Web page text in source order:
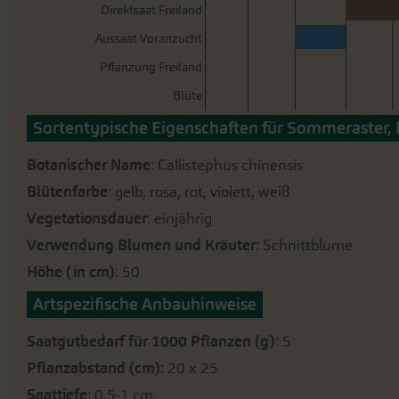
Direktsaat Freiland
Aussaat Voranzucht
Pflanzung Freiland
Blüte
Sortentypische Eigenschaften für Sommeraster,
Botanischer Name: Callistephus chinensis
Blütenfarbe: gelb, rosa, rot, violett, weiß
Vegetationsdauer: einjährig
Verwendung Blumen und Kräuter: Schnittblume
Höhe (in cm): 50
Artspezifische Anbauhinweise
Saatgutbedarf für 1000 Pflanzen (g): 5
Pflanzabstand (cm): 20 x 25
Saattiefe: 0,5-1 cm